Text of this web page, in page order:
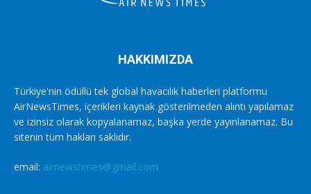
HAKKIMIZDA
Türkiye'nin ödüllü tek global havacılık haberleri platformu
AirNewsTimes, içerikleri kaynak gösterilmeden alıntı yapılamaz
ve izinsiz olarak kopyalanamaz, başka yerde yayınlanamaz. Bu
sitenin tüm hakları saklıdır.
email: airnewstimes@gmail.com